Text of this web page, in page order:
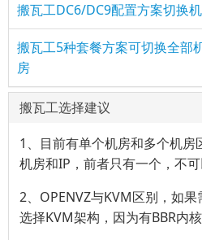
搬瓦工DC6/DC9配置方案切换
搬瓦工5种套餐方案可切换全部
房
搬瓦工选择建议
1、目前有单个机房和多个机房
机房和IP，前者只有一个，不可
2、OPENVZ与KVM区别，如
选择KVM架构，因为有BBR内核